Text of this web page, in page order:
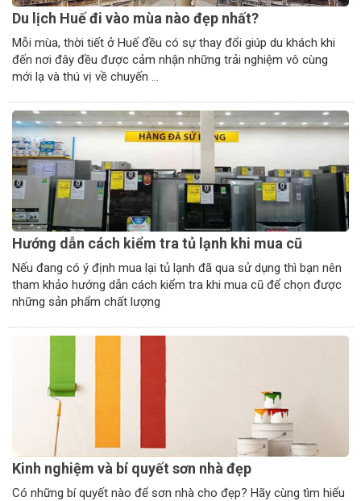
Du lịch Huế đi vào mùa nào đẹp nhất?
Mỗi mùa, thời tiết ở Huế đều có sự thay đổi giúp du khách khi
đến nơi đây đều được cảm nhận những trải nghiệm vô cùng
mới lạ và thú vị về chuyến ...
Hướng dẫn cách kiểm tra tủ lạnh khi mua cũ
Nếu đang có ý định mua lại tủ lạnh đã qua sử dụng thì bạn nên
tham khảo hướng dẫn cách kiểm tra khi mua cũ để chọn được
những sản phẩm chất lượng
Kinh nghiệm và bí quyết sơn nhà đẹp
Có những bí quyết nào để sơn nhà cho đẹp? Hãy cùng tìm hiểu